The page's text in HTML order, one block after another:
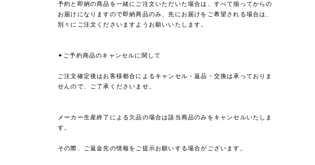
予約と即納の商品を一緒にご注文いただいた場合は、すべて揃ってからの
お届けになりますので即納商品のみ、先にお届けをご希望される場合は、
別々にご注文くださいますようお願いいたします。
✦ご予約商品のキャンセルに関して
ご注文確定後はお客様都合によるキャンセル・返品・交換は承っておりま
せんので、ご了承くださいませ。
メーカー生産終了による欠品の場合は該当商品のみをキャンセルいたしま
す。
その際、ご返金先の情報をご提示お願いする場合がございます。